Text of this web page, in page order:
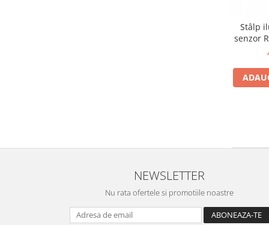
Stâlp
senzor
NEWSLETTER
Nu rata ofertele si promotiile noastre